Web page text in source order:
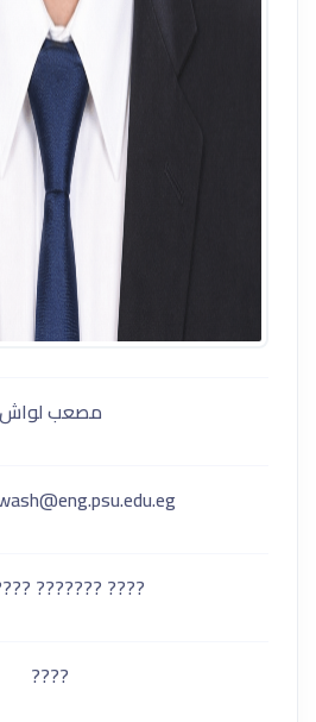
مصعب لواش
????????
????